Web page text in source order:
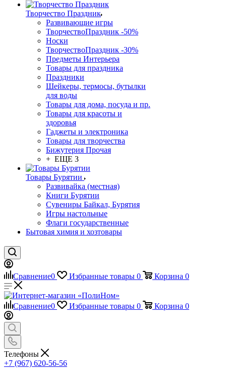
Творчество Праздник
Развивающие игры
ТворчествоПраздник -50%
Носки
ТворчествоПраздник -30%
Предметы Интерьера
Товары для праздника
Праздники
Шейкеры, термосы, бутылки
для воды
Товары для дома, посуда и пр.
Товары для красоты и
здоровья
Гаджеты и электроника
Товары для творчества
Бижутерия Прочая
+ ЕЩЕ 3
Товары Бурятии
Развивайка (местная)
Книги Бурятии
Сувениры Байкал, Бурятия
Игры настольные
Флаги государственные
Бытовая химия и хозтовары
Сравнение0 Избранные товары 0 Корзина 0
Сравнение0 Избранные товары 0 Корзина 0
Телефоны
+7 (967) 620-56-56